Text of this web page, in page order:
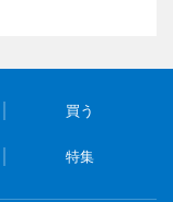
買う
特集